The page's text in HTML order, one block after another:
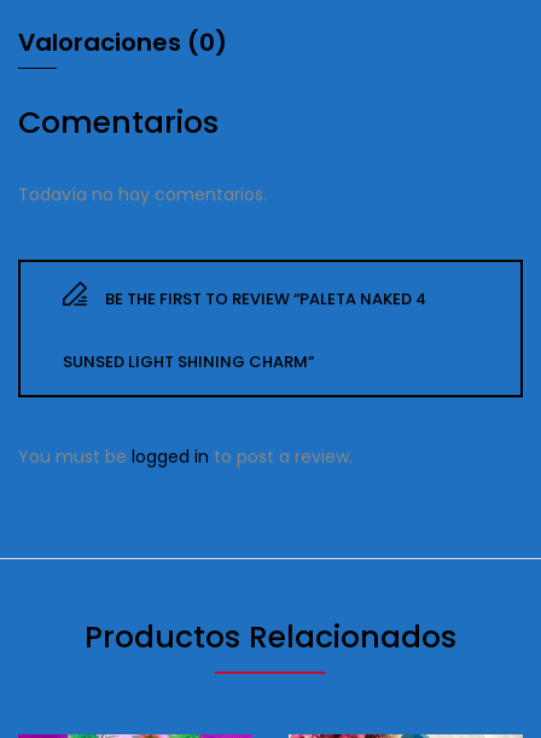
Valoraciones (0)
Comentarios
Todavía no hay comentarios.
BE THE FIRST TO REVIEW “PALETA NAKED 4
SUNSED LIGHT SHINING CHARM”
You must be logged in to post a review.
Productos Relacionados